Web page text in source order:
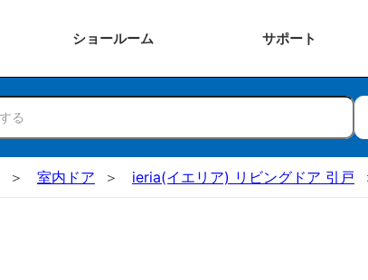
ショールーム サポート
室内ドア ieria(イエリア) リビングドア 引戸